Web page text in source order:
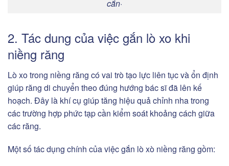
cắn·
2. Tác dung của việc gắn lò xo khi
niềng răng
Lò xo trong niềng răng có vai trò tạo lực liên tục và ổn định
giúp răng di chuyển theo đúng hướng bác sĩ đã lên kế
hoạch. Đây là khí cụ giúp tăng hiệu quả chỉnh nha trong
các trường hợp phức tạp cần kiểm soát khoảng cách giữa
các răng.
Một số tác dụng chính của việc gắn lò xò niềng răng gồm: